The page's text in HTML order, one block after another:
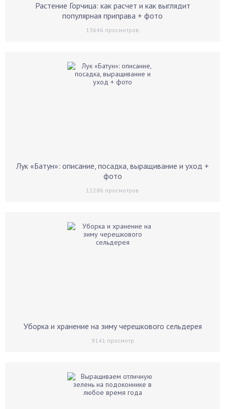
Растение Горчица: как расчет и как выглядит
популярная приправа + фото
13646 просмотров
Лук «Батун»: описание, посадка, выращивание и уход +
фото
11286 просмотров
Уборка и хранение на зиму черешкового сельдерея
9141 просмотр